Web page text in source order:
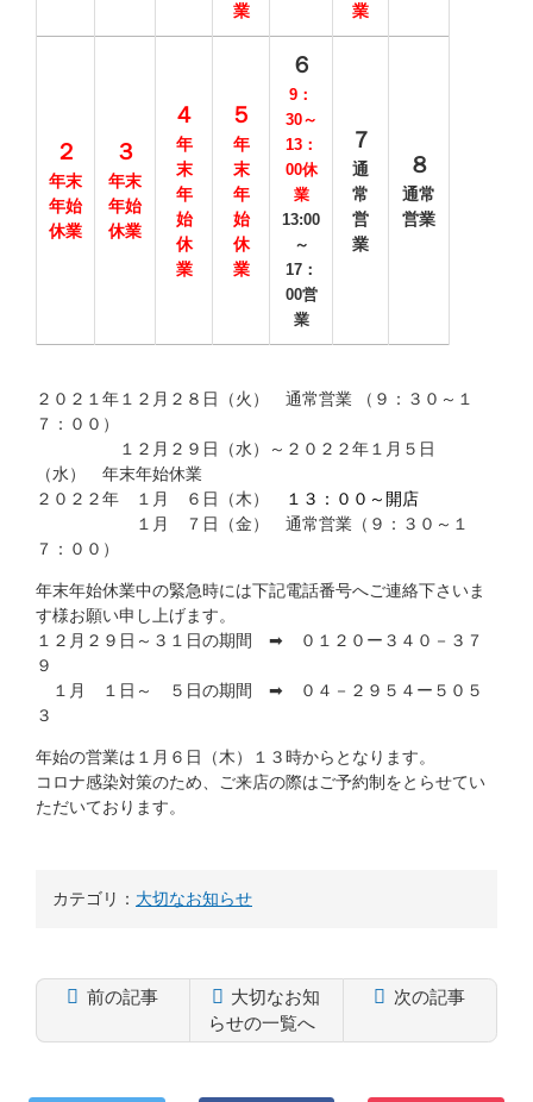
業
業
２
年末
年始
休業
３
年末
年始
休業
４
年
末
年
始
休
業
５
年
末
年
始
休
業
６
9：
30～
13：
00休
業
13:00
～
17：
00営
業
７
通
常
営
業
８
通常
営業
２０２１年１２月２８日（火） 通常営業 （９：３０～１
７：００）
１２月２９日（水）～２０２２年１月５日
（水） 年末年始休業
２０２２年 １月 ６日（木）
１３：００～開店
１月 ７日（金） 通常営業（９：３０～１
７：００）
年末年始休業中の緊急時には下記電話番号へご連絡下さいま
す様お願い申し上げます。
１２月２９日～３１日の期間 ➡ ０１２０ー３４０－３７
９
１月 １日～ ５日の期間 ➡ ０４－２９５４ー５０５
３
年始の営業は１月６日（木）１３時からとなります。
コロナ感染対策のため、ご来店の際はご予約制をとらせてい
ただいております。
カテゴリ： 大切なお知らせ
前の記事
大切なお知
らせの一覧へ
次の記事